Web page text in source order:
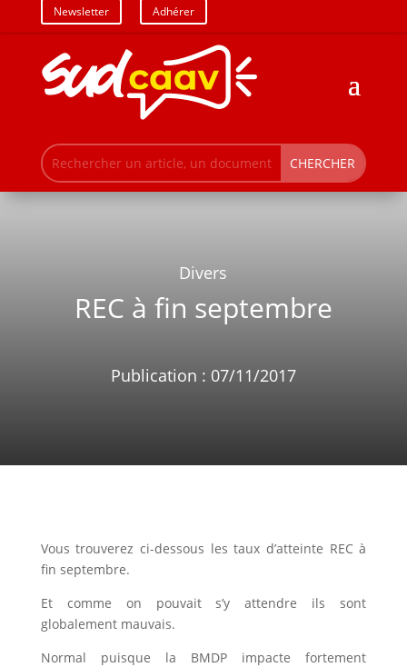
Newsletter Adhérer
Divers
REC à fin septembre
Publication : 07/11/2017
Vous trouverez ci-dessous les taux d’atteinte REC à
fin septembre.
Et comme on pouvait s’y attendre ils sont
globalement mauvais.
Normal puisque la BMDP impacte fortement